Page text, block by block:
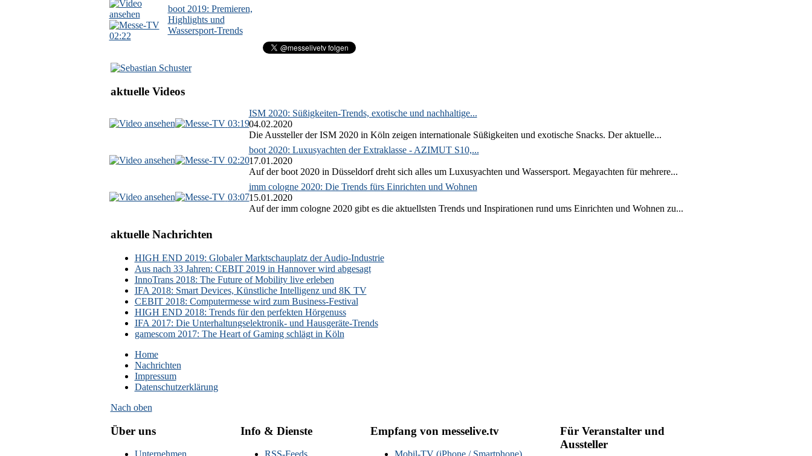
02:22
boot 2019: Premieren,
Highlights und
Wassersport-Trends
aktuelle Videos
03:19
ISM 2020: Süßigkeiten-Trends, exotische und nachhaltige...
04.02.2020
Die Aussteller der ISM 2020 in Köln zeigen internationale Süßigkeiten und exotische Snacks. Der aktuelle...
02:20
boot 2020: Luxusyachten der Extraklasse - AZIMUT S10,...
17.01.2020
Auf der boot 2020 in Düsseldorf dreht sich alles um Luxusyachten und Wassersport. Megayachten für mehrere...
03:07
imm cologne 2020: Die Trends fürs Einrichten und Wohnen
15.01.2020
Auf der imm cologne 2020 gibt es die aktuellsten Trends und Inspirationen rund ums Einrichten und Wohnen zu...
aktuelle Nachrichten
HIGH END 2019: Globaler Marktschauplatz der Audio-Industrie
Aus nach 33 Jahren: CEBIT 2019 in Hannover wird abgesagt
InnoTrans 2018: The Future of Mobility live erleben
IFA 2018: Smart Devices, Künstliche Intelligenz und 8K TV
CEBIT 2018: Computermesse wird zum Business-Festival
HIGH END 2018: Trends für den perfekten Hörgenuss
IFA 2017: Die Unterhaltungselektronik- und Hausgeräte-Trends
gamescom 2017: The Heart of Gaming schlägt in Köln
Home
Nachrichten
Impressum
Datenschutzerklärung
Nach oben
Über uns Info & Dienste Empfang von messelive.tv
Für Veranstalter und
Aussteller